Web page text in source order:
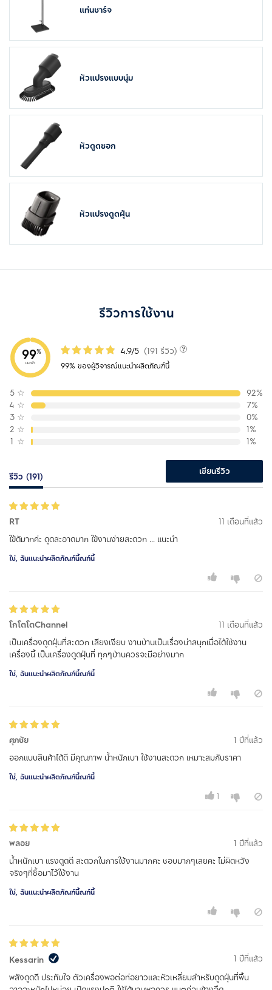
แท่นชาร์จ
หัวแปรงแบบนุ่ม
หัวดูดซอก
หัวแปรงดูดฝุ่น
รีวิวการใช้งาน
99%
แนะนำ
4.9/5 (191 รีวิว)
99% ของผู้วิจารณ์แนะนำผลิตภัณฑ์นี้
5 ☆
92%
4 ☆
7%
3 ☆
0%
2 ☆
1%
1 ☆ 1%
รีวิว (191) เขียนรีวิว
RT
11 เดือนที่แล้ว
ใข้ดัมากค่ะ ดูดสะอาดมาก ใข้งานง่ายสะดวก ... แนะนำ
ใช่, ฉันแนะนำผลิตภัณฑ์นี้ณฑ์นี้
โกโตโตChannel
11 เดือนที่แล้ว
เป็นเครื่องดูดฝุ่นที่สะดวก เสียงเงียบ งานบ้านเป็นเรื่องน่าสนุกเมื่อได้ใช้งาน
เครื่องนี้ เป็นเครื่องดูดฝุ่นที่ ทุกๆบ้านควรจะมีอย่างมาก
ใช่, ฉันแนะนำผลิตภัณฑ์นี้ณฑ์นี้
ศุภชัย
1 ปีที่แล้ว
ออกแบบสินค้าได้ดี มีคุณภาพ น้ำหนักเบา ใช้งานสะดวก เหมาะสมกับราคา
ใช่, ฉันแนะนำผลิตภัณฑ์นี้ณฑ์นี้
1
พลอย
1 ปีที่แล้ว
น้ำหนักเบา แรงดูดดี สะดวกในการใช้งานมากคะ ชอบมากๆเลยคะ ไม่ผิดหวัง
จริงๆที่ซื้อมาไว้ใช้งาน
ใช่, ฉันแนะนำผลิตภัณฑ์นี้ณฑ์นี้
Kessarin
1 ปีที่แล้ว
พลังดูดดี ประทับใจ ตัวเครื่องพอต่อท่อยาวและหัวเหลี่ยมสำหรับดูดฝุ่นที่พื้น